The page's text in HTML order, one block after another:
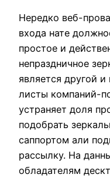
Нередко веб-
входа нате
простое и
непраздничное
является другой
листы компаний-
устраняет доля
подобрать
саппортом али
рассылку. На
обладателям